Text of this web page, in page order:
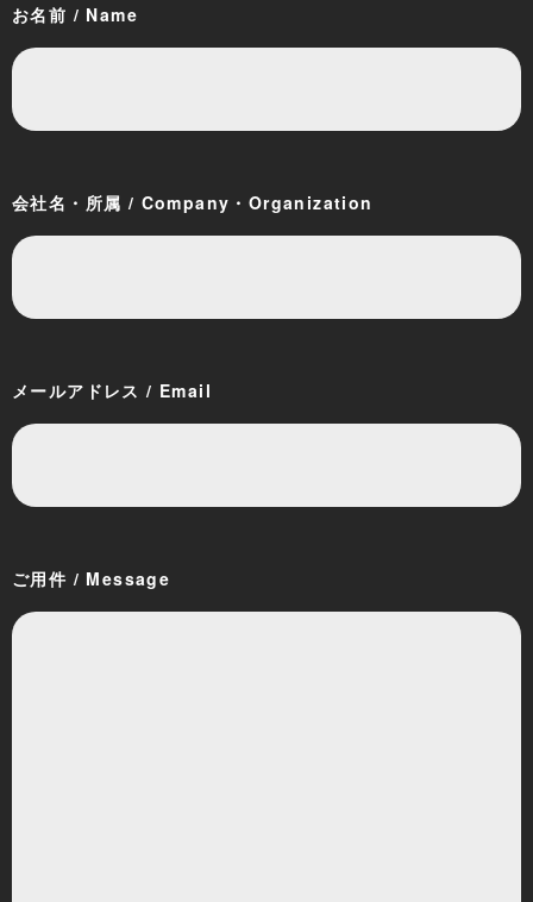
お名前 / Name
会社名・所属 / Company・Organization
メールアドレス / Email
ご用件 / Message